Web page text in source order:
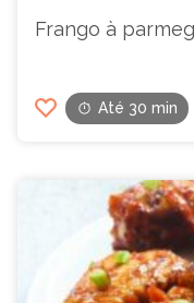
Frango à
Até 30 min